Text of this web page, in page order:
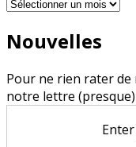
Nouvelles
Pour ne rien rater de
notre lettre